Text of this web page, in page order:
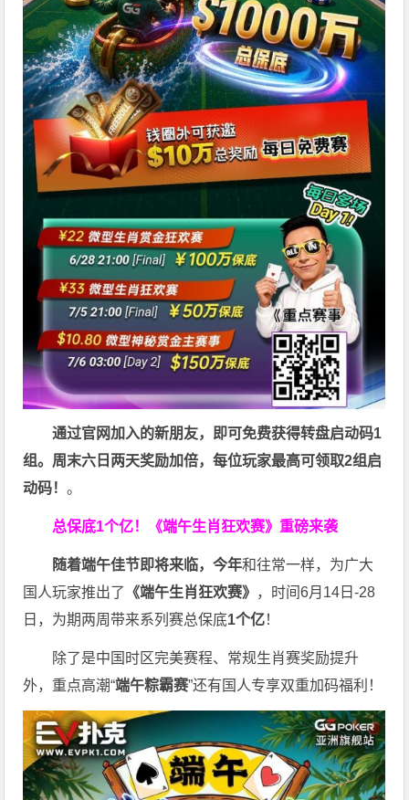
通过官网加入的新朋友，即可免费获得转盘启动码1
组。周末六日两天奖励加倍，每位玩家最高可领取2组启
动码！。
总保底1个亿！ 《端午生肖狂欢赛》重磅来袭
随着端午佳节即将来临，今年和往常一样，为广大
国人玩家推出了 《端午生肖狂欢赛》 ，时间6月14日-28
日，为期两周带来系列赛总保底1个亿！
除了是中国时区完美赛程、常规生肖赛奖励提升
外，重点高潮“端午粽霸赛”还有国人专享双重加码福利！